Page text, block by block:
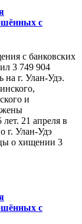
с
с банковских
3 749 904
г. Улан‑Удэ.
и
21 апреля в
г. Улан‑Удэ
о хищении 3
с